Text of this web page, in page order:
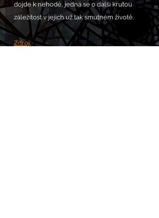
dojde k nehodě, jedná se o další krutou
záležitost v jejich už tak smutném životě.
Zdroj.